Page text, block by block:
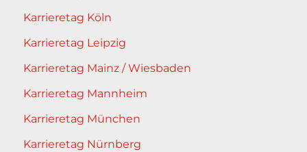
Karrieretag Köln
Karrieretag Leipzig
Karrieretag Mainz / Wiesbaden
Karrieretag Mannheim
Karrieretag München
Karrieretag Nürnberg